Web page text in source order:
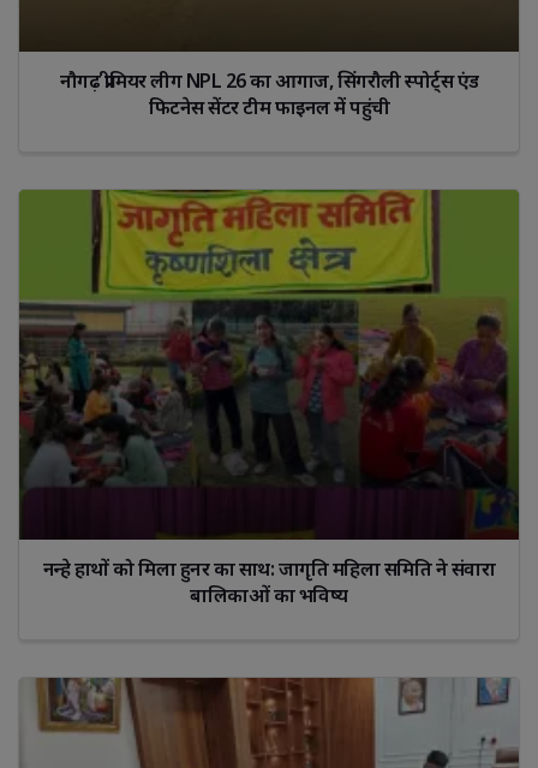
नौगढ़ प्रीमियर लीग NPL 26 का आगाज, सिंगरौली स्पोर्ट्स एंड
फिटनेस सेंटर टीम फाइनल में पहुंची
नन्हे हाथों को मिला हुनर का साथ: जागृति महिला समिति ने संवारा
बालिकाओं का भविष्य